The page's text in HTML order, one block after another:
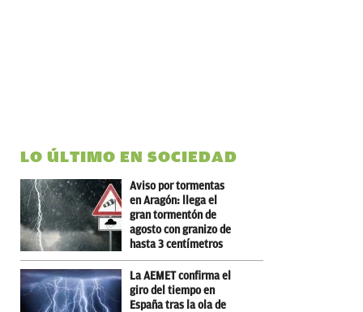
LO ÚLTIMO EN SOCIEDAD
Aviso por tormentas
en Aragón: llega el
gran tormentón de
agosto con granizo de
hasta 3 centímetros
La AEMET confirma el
giro del tiempo en
España tras la ola de